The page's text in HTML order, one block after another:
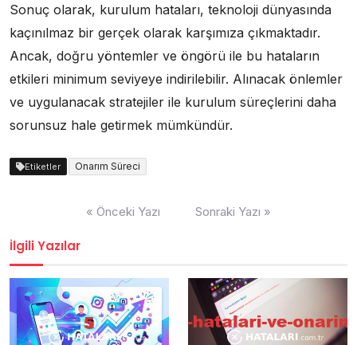
Sonuç olarak, kurulum hataları, teknoloji dünyasında
kaçınılmaz bir gerçek olarak karşımıza çıkmaktadır.
Ancak, doğru yöntemler ve öngörü ile bu hataların
etkileri minimum seviyeye indirilebilir. Alınacak önlemler
ve uygulanacak stratejiler ile kurulum süreçlerini daha
sorunsuz hale getirmek mümkündür.
Etiketler Onarım Süreci
« Önceki Yazı Sonraki Yazı »
İlgili Yazılar